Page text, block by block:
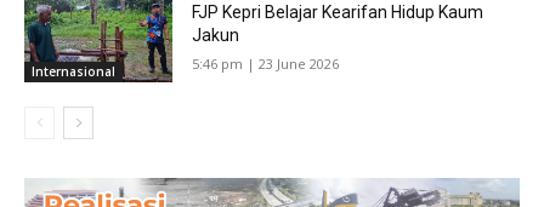
Internasional
FJP Kepri Belajar Kearifan Hidup Kaum
Jakun
5:46 pm | 23 June 2026